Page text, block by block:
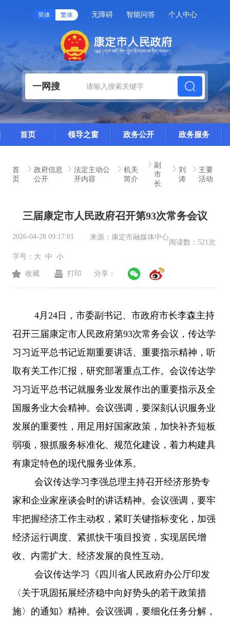
简体 繁体 无障碍 智能问答 个人中心
一网搜
首页 领导之窗 政务公开 政务服务
首
页
政府信息
公开
法定主动公
开内容
机关
简介
副
市
长
刘
涛
主要
活动
三届康定市人民政府召开第93次常务会议
2026-04-28 09:17:01 来源： 康定市融媒体中心
阅读数： 521次
字号： 大 中 小
收藏 打印 分享：
4月24日，市委副书记、市政府市长李森主持
召开三届康定市人民政府第93次常务会议，传达学
习习近平总书记近期重要讲话、重要指示精神，听
取有关工作汇报，研究部署重点工作。会议传达学
习习近平总书记就服务业发展作出的重要指示及全
国服务业大会精神。会议强调，要深刻认识服务业
发展的重要性，用足用好国家政策，加快补齐短板
弱项，狠抓服务标准化、规范化建设，着力构建具
有康定特色的现代服务业体系。
会议传达学习李强总理主持召开经济形势专
家和企业家座谈会时的讲话精神。会议强调，要牢
牢把握经济工作主动权，紧盯关键指标变化，加强
经济运行调度、紧抓快干项目投资，实现居民增
收、内需扩大、经济发展的良性互动。
会议传达学习《四川省人民政府办公厅印发
〈关于巩固拓展经济稳中向好势头的若干政策措
施〉的通知》精神。会议强调，要细化任务分解，